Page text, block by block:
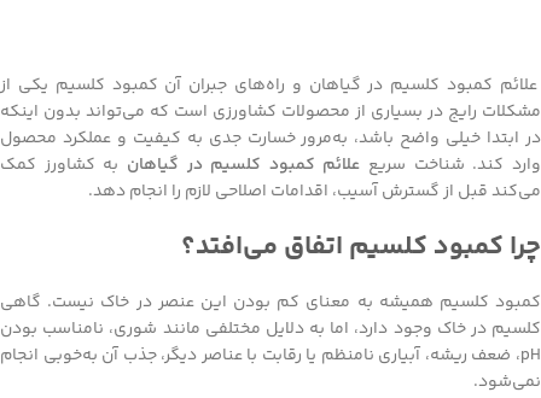
علائم کمبود کلسیم در گیاهان و راه‌های جبران آن کمبود کلسیم یکی از
مشکلات رایج در بسیاری از محصولات کشاورزی است که می‌تواند بدون اینکه
در ابتدا خیلی واضح باشد، به‌مرور خسارت جدی به کیفیت و عملکرد محصول
وارد کند. شناخت سریع علائم کمبود کلسیم در گیاهان به کشاورز کمک
می‌کند قبل از گسترش آسیب، اقدامات اصلاحی لازم را انجام دهد.
چرا کمبود کلسیم اتفاق می‌افتد؟
کمبود کلسیم همیشه به معنای کم بودن این عنصر در خاک نیست. گاهی
کلسیم در خاک وجود دارد، اما به دلایل مختلفی مانند شوری، نامناسب بودن
pH، ضعف ریشه، آبیاری نامنظم یا رقابت با عناصر دیگر، جذب آن به‌خوبی انجام
نمی‌شود.